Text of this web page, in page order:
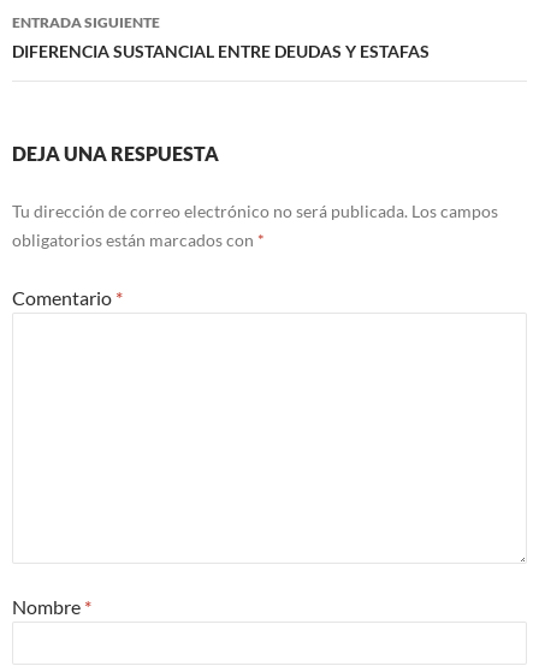
entradas
ENTRADA SIGUIENTE
DIFERENCIA SUSTANCIAL ENTRE DEUDAS Y ESTAFAS
DEJA UNA RESPUESTA
Tu dirección de correo electrónico no será publicada. Los campos
obligatorios están marcados con *
Comentario *
Nombre *